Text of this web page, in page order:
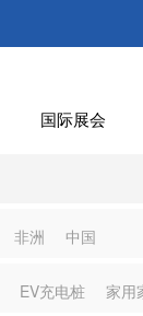
国际展会
非洲 中国
EV充电桩 家用